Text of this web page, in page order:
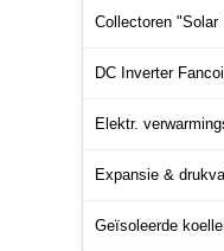
Collectoren "Solar
DC Inverter
Elektr.
Expansie &
Geïsoleerde